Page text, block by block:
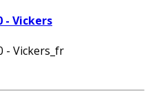
- Vickers
- Vickers_fr